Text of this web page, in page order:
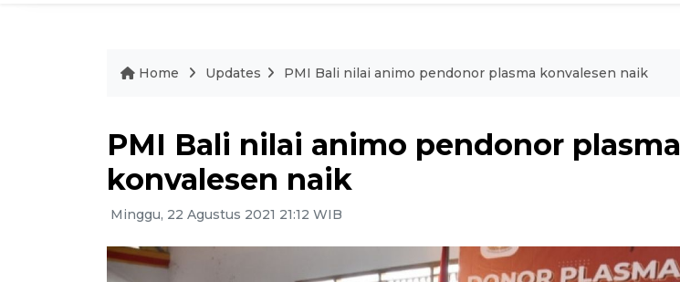
Home Updates PMI Bali nilai animo pendonor plasma konvalesen naik
PMI Bali nilai animo pendonor plasma
konvalesen naik
Minggu, 22 Agustus 2021 21:12 WIB